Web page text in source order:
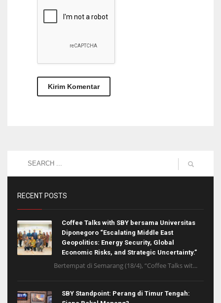
RECENT POSTS
Coffee Talks with SBY bersama Universitas
Diponegoro “Escalating Middle East
Geopolitics: Energy Security, Global
Economic Risks, and Strategic Uncertainty.”
Bertempat di Semarang (18/4), “Coffee Talks wit...
SBY Standpoint: Perang di Timur Tengah: